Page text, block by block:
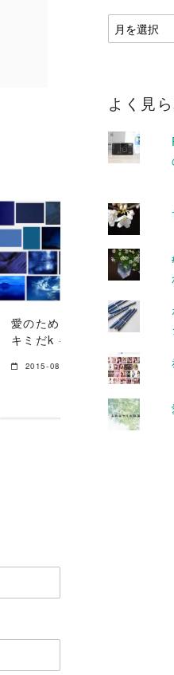
READ MORE
愛のためにわがままに僕は
キミだk #タデアイ
2015-08-20
ア
ー
ブ
よく見